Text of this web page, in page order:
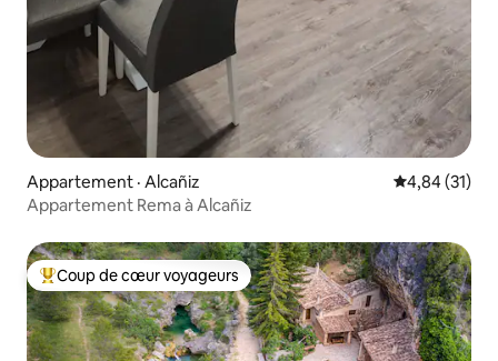
Appartement · Alcañiz Note
4,84 (31)
Appartement Rema à Alcañiz
Coup de cœur voyageurs parmi les plus aimés
Coup de cœur voyageurs